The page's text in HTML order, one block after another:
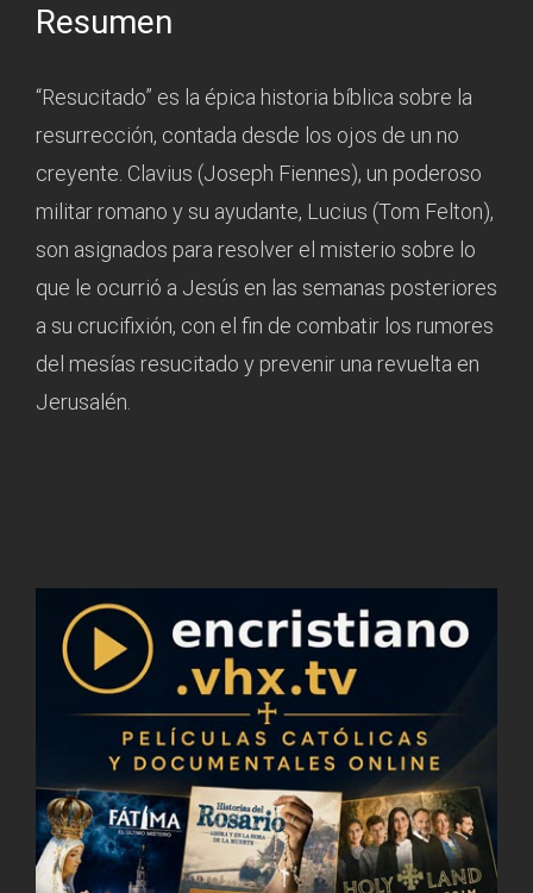
Resumen
“Resucitado” es la épica historia bíblica sobre la
resurrección, contada desde los ojos de un no
creyente. Clavius (Joseph Fiennes), un poderoso
militar romano y su ayudante, Lucius (Tom Felton),
son asignados para resolver el misterio sobre lo
que le ocurrió a Jesús en las semanas posteriores
a su crucifixión, con el fin de combatir los rumores
del mesías resucitado y prevenir una revuelta en
Jerusalén.